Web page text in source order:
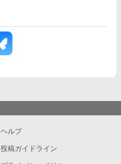
ヘルプ
投稿ガイドライン